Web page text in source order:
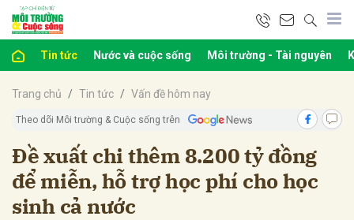
Tin tức Nước và cuộc sống Môi trường - Tài nguyên
Trang chủ Tin tức Vấn đề hôm nay
Theo dõi Môi trường & Cuộc sống trên
Đề xuất chi thêm 8.200 tỷ đồng
để miễn, hỗ trợ học phí cho học
sinh cả nước